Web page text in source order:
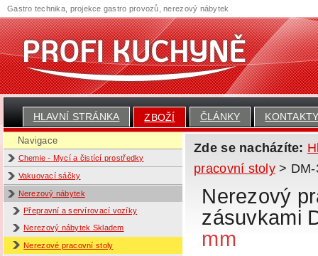
HLAVNÍ STRÁNKA ZBOŽÍ ČLÁNKY
Navigace
Chemie - Mycí a čistící prostředky
Vakuovací sáčky
Nerezový nábytek
Přepravní a servírovací vozíky
Nerezový nábytek Skladem
Nerezové pracovní stoly
Zde se nacházíte:
pracovní stoly> DM-
Nerezový
zásuvkami
mm
Gastro technika, projekce gastro provozů, nerezový nábytek